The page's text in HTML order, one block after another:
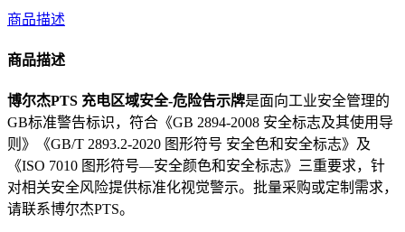
商品描述
商品描述
博尔杰PTS 充电区域安全-危险告示牌是面向工业安全管理的
GB标准警告标识，符合《GB 2894-2008 安全标志及其使用导
则》《GB/T 2893.2-2020 图形符号 安全色和安全标志》及
《ISO 7010 图形符号—安全颜色和安全标志》三重要求，针
对相关安全风险提供标准化视觉警示。批量采购或定制需求，
请联系博尔杰PTS。